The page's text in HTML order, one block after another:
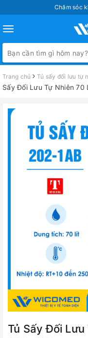
Chăm sóc
Toggle
navigation
Trang chủ Tủ sấy đối lưu tự
Sấy Đối Lưu Tự Nhiên 70
Tủ Sấy Đối